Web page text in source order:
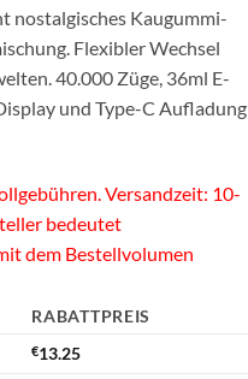
nostalgisches Kaugummi-
Flexibler Wechsel
40.000 Züge, 36ml E-
und Type-C Aufladung
Versandzeit: 10-
bedeutet
dem Bestellvolumen
RABATTPREIS
€13.25